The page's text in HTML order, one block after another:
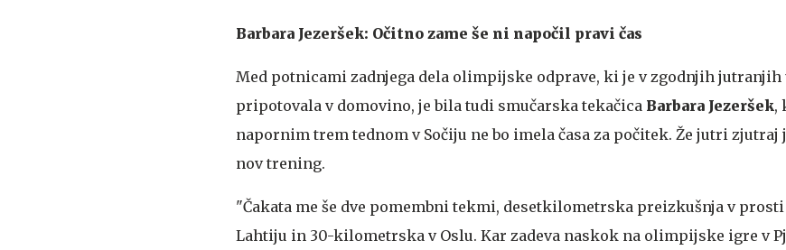
Barbara Jezeršek: Očitno zame še ni napočil pravi čas
Med potnicami zadnjega dela olimpijske odprave, ki je v zgodnjih jutranjih
pripotovala v domovino, je bila tudi smučarska tekačica Barbara Jezeršek,
napornim trem tednom v Sočiju ne bo imela časa za počitek. Že jutri zjutraj
nov trening.
"Čakata me še dve pomembni tekmi, desetkilometrska preizkušnja v
Lahtiju in 30-kilometrska v Oslu. Kar zadeva naskok na olimpijske igre v